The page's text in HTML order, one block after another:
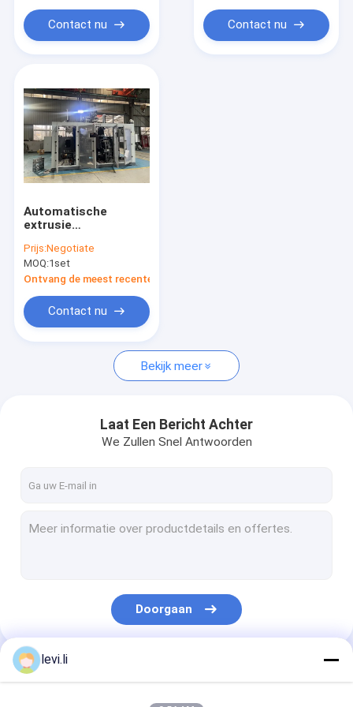
Contact nu Contact nu
Automatische
extrusie
40 sets geheugen,
automatisch
ontblazen en 3 sets
Prijs:Negotiate
MOQ:1set
Ontvang de meest recente Prijs
Contact nu
Bekijk meer
Laat Een Bericht Achter
We Zullen Snel Antwoorden
Doorgaan
Onze Categorieën
levi.li